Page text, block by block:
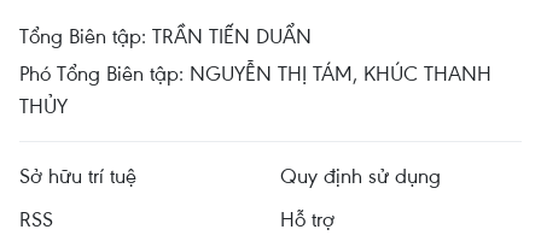
Tổng Biên tập: TRẦN TIẾN DUẨN
Phó Tổng Biên tập: NGUYỄN THỊ TÁM, KHÚC THANH
THỦY
Sở hữu trí tuệ
Quy định sử dụng
RSS
Hỗ trợ